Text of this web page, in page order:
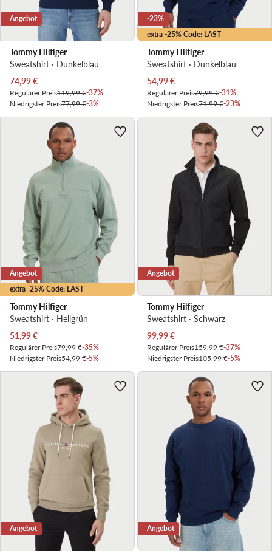
Angebot
Tommy Hilfiger
Sweatshirt · Dunkelblau
Aktueller Preis
74,99€
Regulärer Preis119,99 €-37%
Niedrigster Preis77,99 €-3%
extra -25% Code: LAST
-23%
Tommy Hilfiger
Sweatshirt · Dunkelblau
Aktueller Preis
54,99€
Regulärer Preis79,99 €-31%
Niedrigster Preis71,99 €-23%
extra -25% Code: LAST
Angebot
Tommy Hilfiger
Sweatshirt · Hellgrün
Aktueller Preis
51,99€
Regulärer Preis79,99 €-35%
Niedrigster Preis54,99 €-5%
Angebot
Tommy Hilfiger
Sweatshirt · Schwarz
Aktueller Preis
99,99€
Regulärer Preis159,99 €-37%
Niedrigster Preis105,99 €-5%
Angebot Angebot